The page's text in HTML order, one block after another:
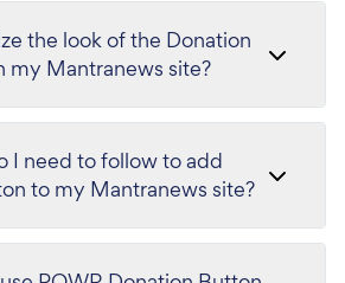
the look of the Donation
my Mantranews site?
I need to follow to add
to my Mantranews site?